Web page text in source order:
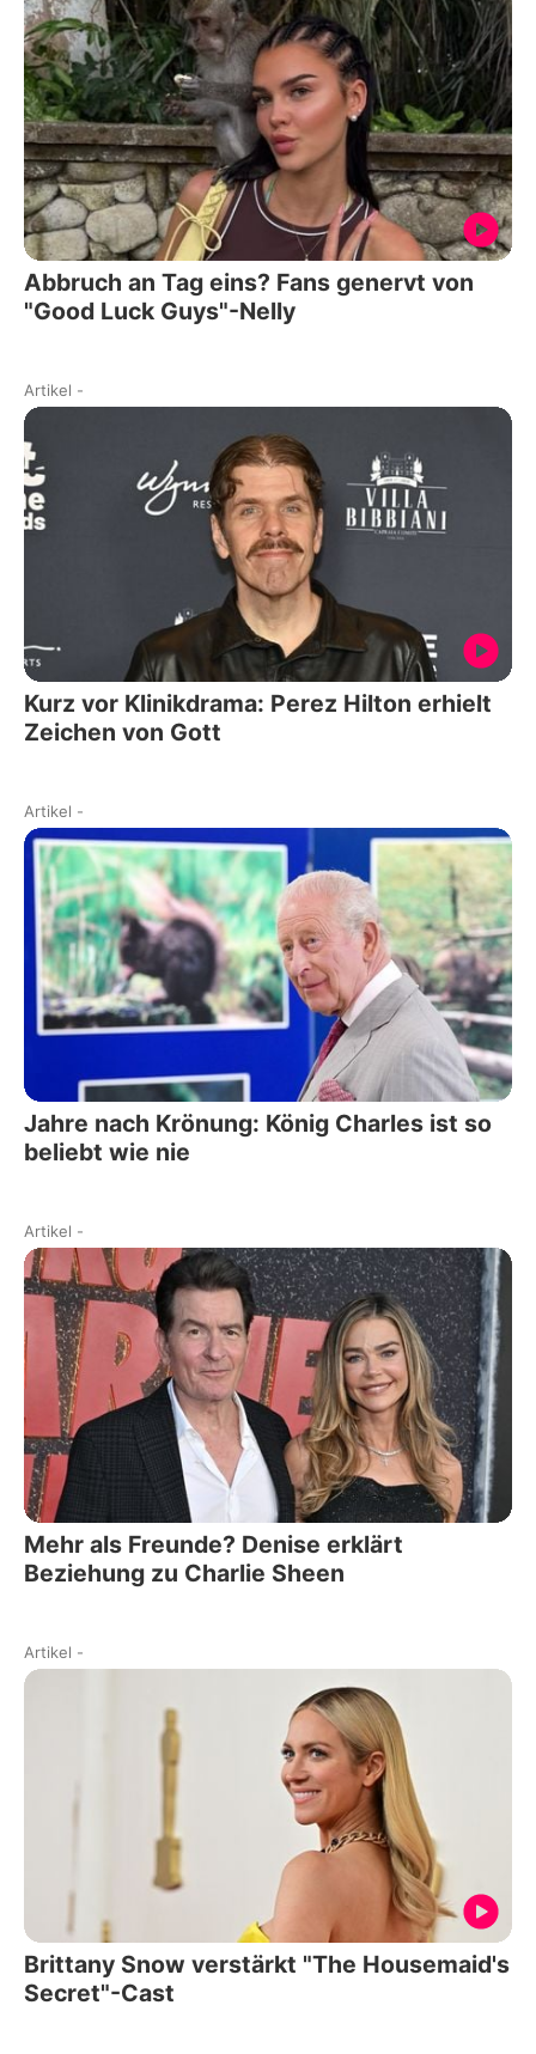
Abbruch an Tag eins? Fans genervt von
"Good Luck Guys"-Nelly
Artikel -
Kurz vor Klinikdrama: Perez Hilton erhielt
Zeichen von Gott
Artikel -
Jahre nach Krönung: König Charles ist so
beliebt wie nie
Artikel -
Mehr als Freunde? Denise erklärt
Beziehung zu Charlie Sheen
Artikel -
Brittany Snow verstärkt "The Housemaid's
Secret"-Cast